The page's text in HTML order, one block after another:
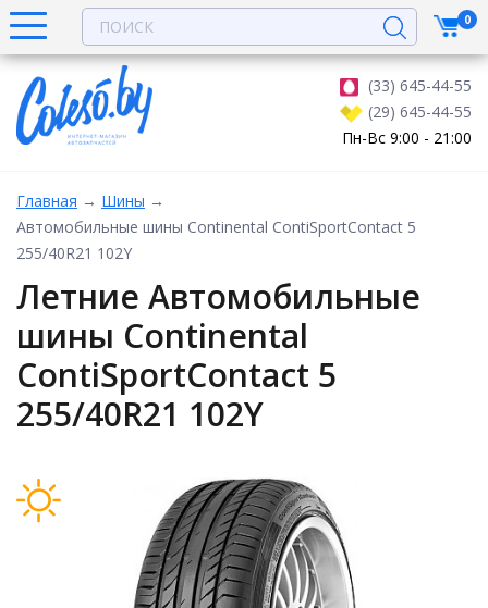
(33) 645-44-55
(29) 645-44-55
Пн-Вс 9:00 - 21:00
0
Главная → Шины →
Автомобильные шины Continental ContiSportContact 5
255/40R21 102Y
Летние Автомобильные
шины Continental
ContiSportContact 5
255/40R21 102Y